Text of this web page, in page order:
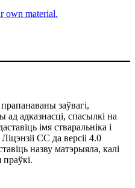
own material.
заўвагі,
ад адказнасці, спасылкі на
імя стваральніка і
СС да версіі 4.0
назву матэрыяла, калі
праўкі.